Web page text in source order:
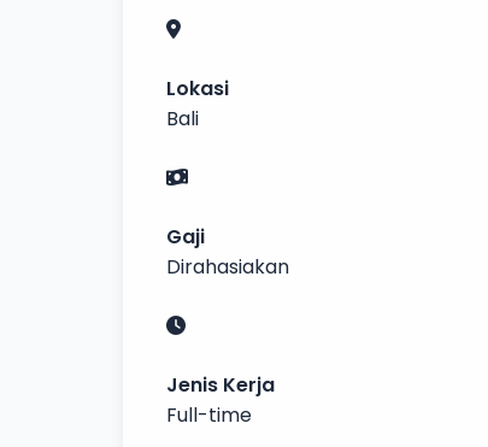
Lokasi
Bali
Gaji
Dirahasiakan
Jenis Kerja
Full-time